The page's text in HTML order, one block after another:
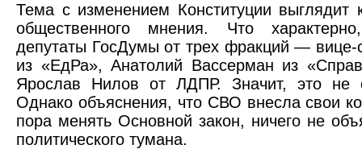
Тема с изменением Конституции выглядит
общественного мнения. Что
депутаты ГосДумы от трех фракций — вице-
из «ЕдРа», Анатолий Вассерман из
Ярослав Нилов от ЛДПР. Значит, это не
Однако объяснения, что СВО внесла свои
пора менять Основной закон, ничего не
политического тумана.